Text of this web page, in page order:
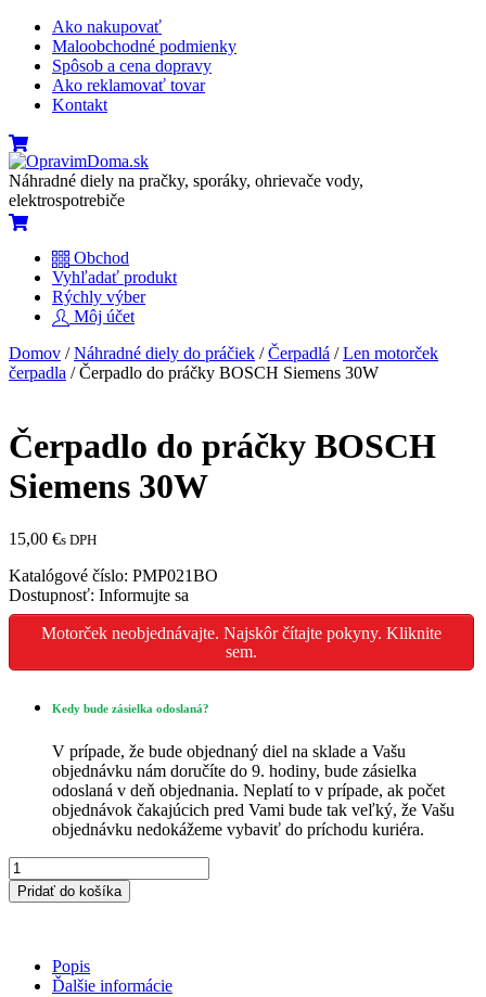
Skip
content
Ako nakupovať
Maloobchodné podmienky
Spôsob a cena dopravy
Ako reklamovať tovar
Kontakt
MenuCart
Náhradné diely na pračky, sporáky, ohrievače vody,
elektrospotrebiče
Cart
Obchod
Vyhľadať produkt
Rýchly výber
Môj účet
Close
Menu
Close
Cart
Domov /Náhradné diely do práčiek /Čerpadlá /Len motorček
čerpadla / Čerpadlo do práčky BOSCH Siemens 30W
Čerpadlo do práčky BOSCH
Siemens 30W
15,00 €s DPH
Katalógové číslo: PMP021BO
Dostupnosť: Informujte sa
Motorček neobjednávajte. Najskôr čítajte pokyny. Kliknite
sem.
Kedy bude zásielka odoslaná?
V prípade, že bude objednaný diel na sklade a Vašu
objednávku nám doručíte do 9. hodiny, bude zásielka
odoslaná v deň objednania. Neplatí to v prípade, ak počet
objednávok čakajúcich pred Vami bude tak veľký, že Vašu
objednávku nedokážeme vybaviť do príchodu kuriéra.
množstvo
Čerpadlo
do
Siemens
30W
Pridať do košíka
Popis
Ďalšie informácie